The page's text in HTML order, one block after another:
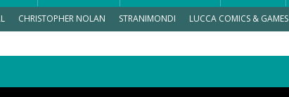
CHRISTOPHER NOLAN STRANIMONDI LUCCA COMICS & GAMES